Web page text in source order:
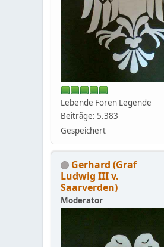
Lebende Foren Legende
Beiträge: 5.383
Gespeichert
Gerhard (Graf
Ludwig III v.
Saarverden)
Moderator